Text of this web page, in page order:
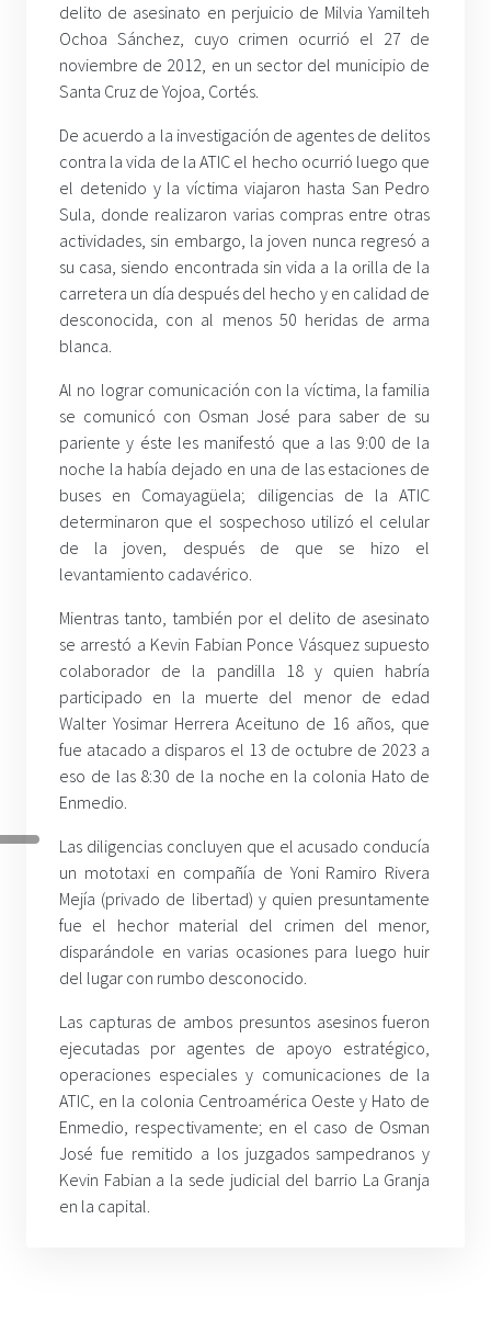
delito de asesinato en perjuicio de Milvia Yamilteh
Ochoa Sánchez, cuyo crimen ocurrió el 27 de
noviembre de 2012, en un sector del municipio de
Santa Cruz de Yojoa, Cortés.
De acuerdo a la investigación de agentes de delitos
contra la vida de la ATIC el hecho ocurrió luego que
el detenido y la víctima viajaron hasta San Pedro
Sula, donde realizaron varias compras entre otras
actividades, sin embargo, la joven nunca regresó a
su casa, siendo encontrada sin vida a la orilla de la
carretera un día después del hecho y en calidad de
desconocida, con al menos 50 heridas de arma
blanca.
Al no lograr comunicación con la víctima, la familia
se comunicó con Osman José para saber de su
pariente y éste les manifestó que a las 9:00 de la
noche la había dejado en una de las estaciones de
buses en Comayagüela; diligencias de la ATIC
determinaron que el sospechoso utilizó el celular
de la joven, después de que se hizo el
levantamiento cadavérico.
Mientras tanto, también por el delito de asesinato
se arrestó a Kevin Fabian Ponce Vásquez supuesto
colaborador de la pandilla 18 y quien habría
participado en la muerte del menor de edad
Walter Yosimar Herrera Aceituno de 16 años, que
fue atacado a disparos el 13 de octubre de 2023 a
eso de las 8:30 de la noche en la colonia Hato de
Enmedio.
Las diligencias concluyen que el acusado conducía
un mototaxi en compañía de Yoni Ramiro Rivera
Mejía (privado de libertad) y quien presuntamente
fue el hechor material del crimen del menor,
disparándole en varias ocasiones para luego huir
del lugar con rumbo desconocido.
Las capturas de ambos presuntos asesinos fueron
ejecutadas por agentes de apoyo estratégico,
operaciones especiales y comunicaciones de la
ATIC, en la colonia Centroamérica Oeste y Hato de
Enmedio, respectivamente; en el caso de Osman
José fue remitido a los juzgados sampedranos y
Kevin Fabian a la sede judicial del barrio La Granja
en la capital.